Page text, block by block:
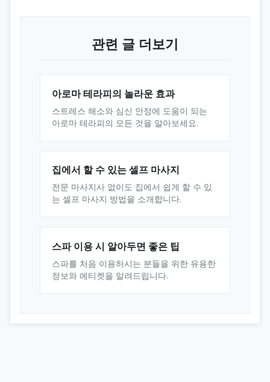
관련 글 더보기
아로마 테라피의 놀라운 효과
스트레스 해소와 심신 안정에 도움이 되는
아로마 테라피의 모든 것을 알아보세요.
집에서 할 수 있는 셀프 마사지
전문 마사지사 없이도 집에서 쉽게 할 수 있
는 셀프 마사지 방법을 소개합니다.
스파 이용 시 알아두면 좋은 팁
스파를 처음 이용하시는 분들을 위한 유용한
정보와 에티켓을 알려드립니다.